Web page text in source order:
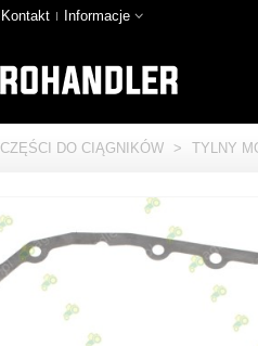
Kontakt Informacje
CZĘŚCI DO CIĄGNIKÓW > TYLNY